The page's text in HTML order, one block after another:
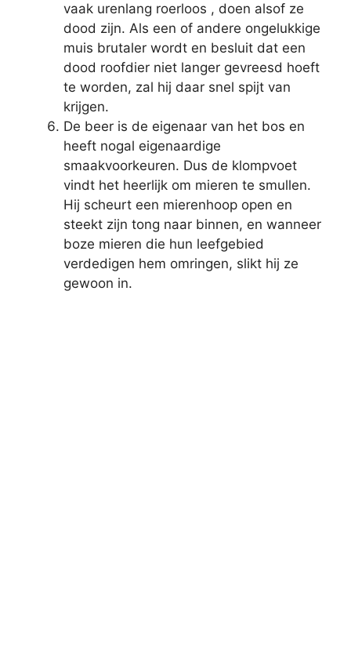
vaak urenlang roerloos , doen alsof ze
dood zijn. Als een of andere ongelukkige
muis brutaler wordt en besluit dat een
dood roofdier niet langer gevreesd hoeft
te worden, zal hij daar snel spijt van
krijgen.
De beer is de eigenaar van het bos en
heeft nogal eigenaardige
smaakvoorkeuren. Dus de klompvoet
vindt het heerlijk om mieren te smullen.
Hij scheurt een mierenhoop open en
steekt zijn tong naar binnen, en wanneer
boze mieren die hun leefgebied
verdedigen hem omringen, slikt hij ze
gewoon in.